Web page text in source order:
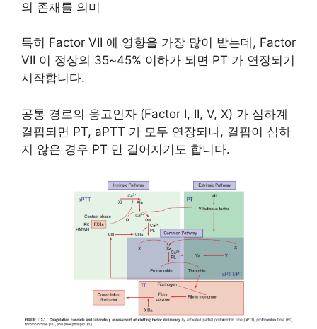
의 존재를 의미
특히 Factor VII 에 영향을 가장 많이 받는데, Factor
VII 이 정상의 35~45% 이하가 되면 PT 가 연장되기
시작합니다.
공통 경로의 응고인자 (Factor I, II, V, X) 가 심하계
결핍되면 PT, aPTT 가 모두 연장되나, 결핍이 심하
지 않은 경우 PT 만 길어지기도 합니다.